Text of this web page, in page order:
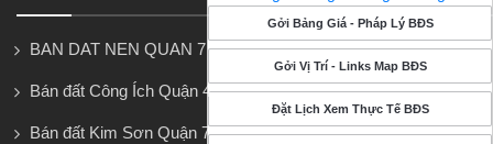
Gởi Bảng Giá - Pháp Lý BĐS
Gởi Vị Trí - Links Map BĐS
Đặt Lịch Xem Thực Tế BĐS
BAN DAT NEN QUAN 7
Bán đất Công Ích Quận 4
Bán đất Kim Sơn Quận 7